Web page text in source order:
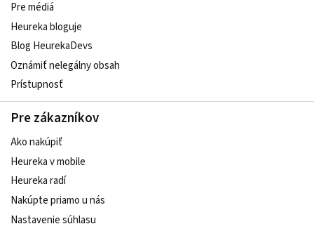
Pre médiá
Heureka bloguje
Blog HeurekaDevs
Oznámiť nelegálny obsah
Prístupnosť
Pre zákazníkov
Ako nakúpiť
Heureka v mobile
Heureka radí
Nakúpte priamo u nás
Nastavenie súhlasu